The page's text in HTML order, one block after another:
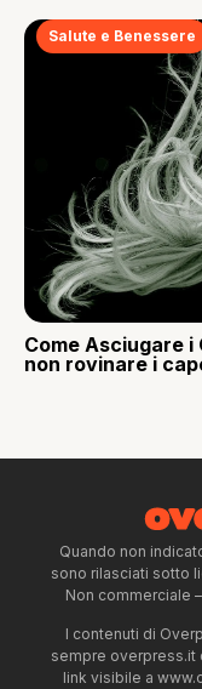
Salute e Benessere
Come Asciugare i
non rovinare i
Quando non
sono rilasciati sotto
Non commerciale
I contenuti di
sempre overpress.it
link visibile a